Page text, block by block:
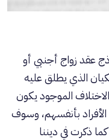
عقد زواج أجنبي أو
الذي يطلق عليه
الموجود يكون
بأنفسهم، وسوف
ذكرت في ديننا